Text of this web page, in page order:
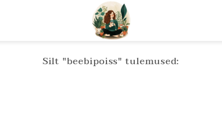
Silt "beebipoiss" tulemused: